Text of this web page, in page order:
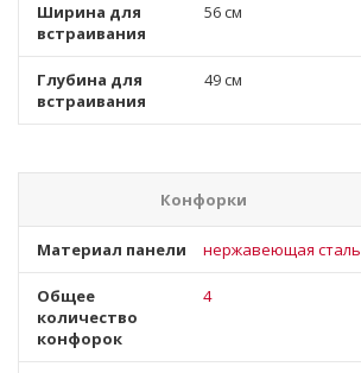
Ширина для
встраивания
56 см
Глубина для
встраивания
49 см
Конфорки
Материал панели нержавеющая сталь
Общее
количество
конфорок
4